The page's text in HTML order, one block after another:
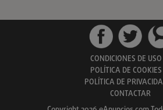
CONDICIONES DE USO
POLÍTICA DE COOKIES
POLÍTICA DE
CONTACTAR